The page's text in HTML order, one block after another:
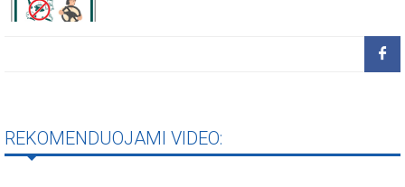
REKOMENDUOJAMI VIDEO: